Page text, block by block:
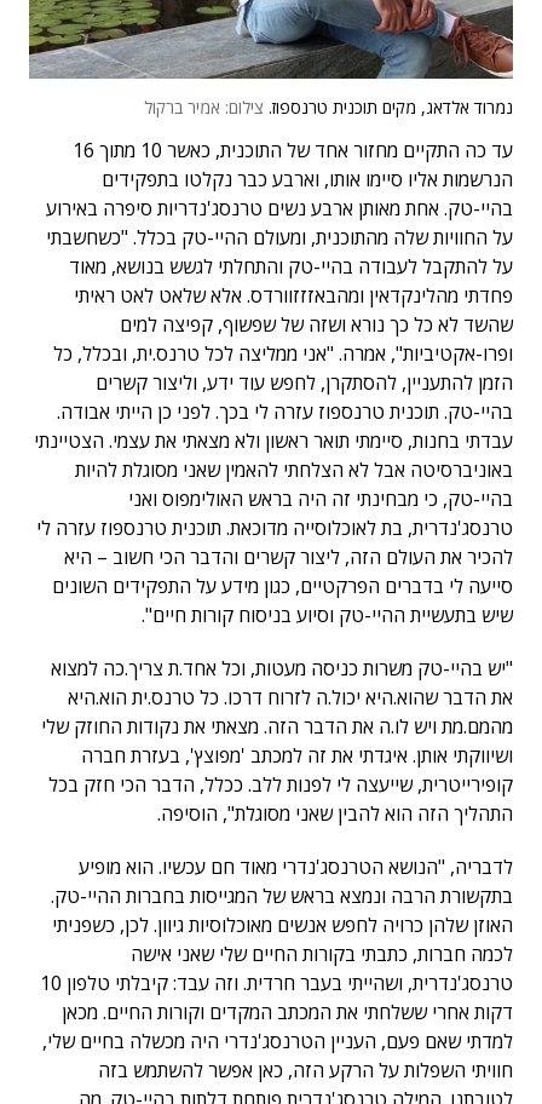
נמרוד אלדאג, מקים תוכנית טרנספוז. צילום: אמיר ברקול
עד כה התקיים מחזור אחד של התוכנית, כאשר 10 מתוך 16
הנרשמות אליו סיימו אותו, וארבע כבר נקלטו בתפקידים
בהיי-טק. אחת מאותן ארבע נשים טרנסג'נדריות סיפרה באירוע
על החוויות שלה מהתוכנית, ומעולם ההיי-טק בכלל. "כשחשבתי
על להתקבל לעבודה בהיי-טק והתחלתי לגשש בנושא, מאוד
פחדתי מהלינקדאין ומהבאזזזוורדס. אלא שלאט לאט ראיתי
שהשד לא כל כך נורא ושזה של שפשוף, קפיצה למים
ופרו-אקטיביות", אמרה. "אני ממליצה לכל טרנס.ית, ובכלל, כל
הזמן להתעניין, להסתקרן, לחפש עוד ידע, וליצור קשרים
בהיי-טק. תוכנית טרנספוז עזרה לי בכך. לפני כן הייתי אבודה.
עבדתי בחנות, סיימתי תואר ראשון ולא מצאתי את עצמי. הצטיינתי
באוניברסיטה אבל לא הצלחתי להאמין שאני מסוגלת להיות
בהיי-טק, כי מבחינתי זה היה בראש האולימפוס ואני
טרנסג'נדרית, בת לאוכלוסייה מדוכאת. תוכנית טרנספוז עזרה לי
להכיר את העולם הזה, ליצור קשרים והדבר הכי חשוב – היא
סייעה לי בדברים הפרקטיים, כגון מידע על התפקידים השונים
שיש בתעשיית ההיי-טק וסיוע בניסוח קורות חיים".
"יש בהיי-טק משרות כניסה מעטות, וכל אחד.ת צריך.כה למצוא
את הדבר שהוא.היא יכול.ה לזרוח דרכו. כל טרנס.ית הוא.היא
מהמם.מת ויש לו.ה את הדבר הזה. מצאתי את נקודות החוזק שלי
ושיווקתי אותן. איגדתי את זה למכתב 'מפוצץ', בעזרת חברה
קופירייטרית, שייעצה לי לפנות ללב. ככלל, הדבר הכי חזק בכל
התהליך הזה הוא להבין שאני מסוגלת", הוסיפה.
לדבריה, "הנושא הטרנסג'נדרי מאוד חם עכשיו. הוא מופיע
בתקשורת הרבה ונמצא בראש של המגייסות בחברות ההיי-טק.
האוזן שלהן כרויה לחפש אנשים מאוכלוסיות גיוון. לכן, כשפניתי
לכמה חברות, כתבתי בקורות החיים שלי שאני אישה
טרנסג'נדרית, ושהייתי בעבר חרדית. וזה עבד: קיבלתי טלפון 10
דקות אחרי ששלחתי את המכתב המקדים וקורות החיים. מכאן
למדתי שאם פעם, העניין הטרנסג'נדרי היה מכשלה בחיים שלי,
חוויתי השפלות על הרקע הזה, כאן אפשר להשתמש בזה